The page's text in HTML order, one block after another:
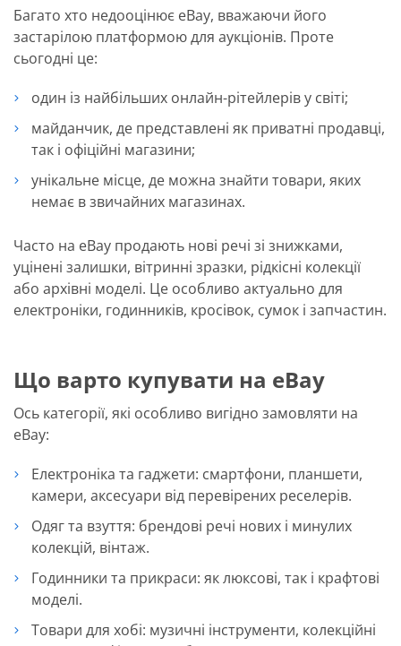
Багато хто недооцінює eBay, вважаючи його
застарілою платформою для аукціонів. Проте
сьогодні це:
один із найбільших онлайн-рітейлерів у світі;
майданчик, де представлені як приватні продавці,
так і офіційні магазини;
унікальне місце, де можна знайти товари, яких
немає в звичайних магазинах.
Часто на eBay продають нові речі зі знижками,
уцінені залишки, вітринні зразки, рідкісні колекції
або архівні моделі. Це особливо актуально для
електроніки, годинників, кросівок, сумок і запчастин.
Що варто купувати на eBay
Ось категорії, які особливо вигідно замовляти на
eBay:
Електроніка та гаджети: смартфони, планшети,
камери, аксесуари від перевірених реселерів.
Одяг та взуття: брендові речі нових і минулих
колекцій, вінтаж.
Годинники та прикраси: як люксові, так і крафтові
моделі.
Товари для хобі: музичні інструменти, колекційні